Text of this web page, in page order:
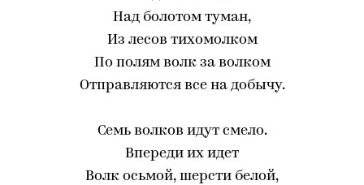
Над болотом туман,
Из лесов тихомолком
По полям волк за волком
Отправляются все на добычу.
Семь волков идут смело.
Впереди их идет
Волк осьмой, шерсти белой,